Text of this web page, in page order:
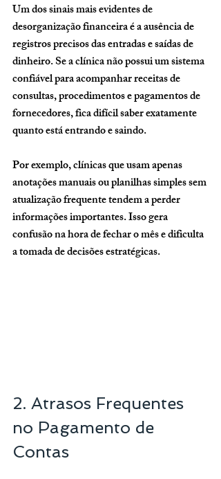
Um dos sinais mais evidentes de
desorganização financeira é a ausência de
registros precisos das entradas e saídas de
dinheiro. Se a clínica não possui um sistema
confiável para acompanhar receitas de
consultas, procedimentos e pagamentos de
fornecedores, fica difícil saber exatamente
quanto está entrando e saindo.
Por exemplo, clínicas que usam apenas
anotações manuais ou planilhas simples sem
atualização frequente tendem a perder
informações importantes. Isso gera
confusão na hora de fechar o mês e dificulta
a tomada de decisões estratégicas.
2. Atrasos Frequentes
no Pagamento de
Contas